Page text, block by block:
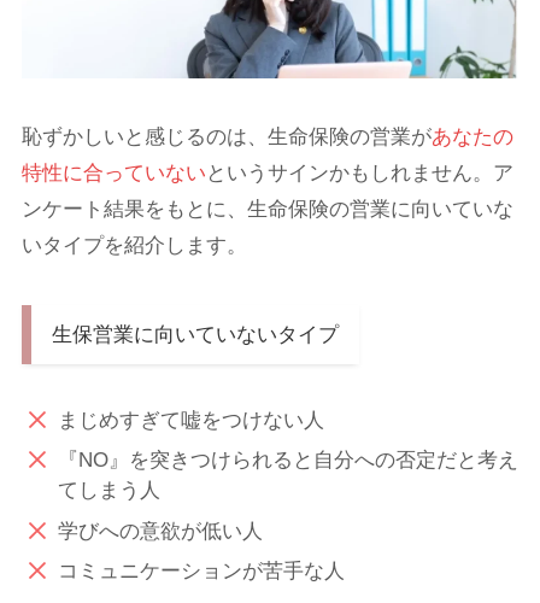
恥ずかしいと感じるのは、生命保険の営業があなたの
特性に合っていない というサインかもしれません。ア
ンケート結果をもとに、生命保険の営業に向いていな
いタイプを紹介します。
生保営業に向いていないタイプ
まじめすぎて嘘をつけない人
『NO』を突きつけられると自分への否定だと考え
てしまう人
学びへの意欲が低い人
コミュニケーションが苦手な人